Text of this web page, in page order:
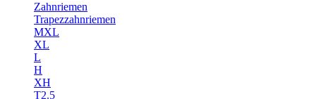
Zahnriemen
Trapezzahnriemen
MXL
XL
L
H
XH
T2.5